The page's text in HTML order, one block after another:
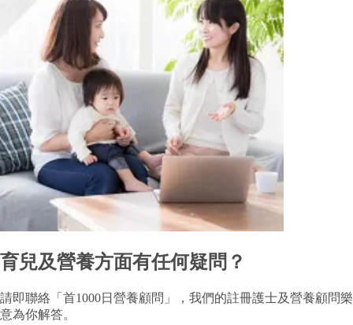
育兒及營養方面有任何疑問？
請即聯絡「首1000日營養顧問」，我們的註冊護士及營養顧問樂
意為你解答。